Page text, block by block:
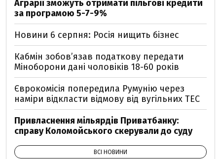
Аграрії зможуть отримати пільгові кредити
за програмою 5-7-9%
Новини 6 серпня: Росія нищить бізнес
Кабмін зобовʼязав податкову передати
Міноборони дані чоловіків 18-60 років
Єврокомісія попередила Румунію через
наміри відкласти відмову від вугільних ТЕС
Привласнення мільярдів Приватбанку:
справу Коломойського скерували до суду
ВСІ НОВИНИ